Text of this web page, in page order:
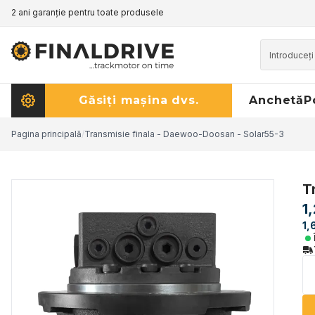
2 ani garanție pentru toate produsele
Găsiți mașina dvs. Anchetă
Pagina principală/Transmisie finala - Daewoo-Doosan - Solar55-3